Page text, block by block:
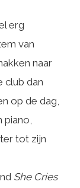
erg
van
naar
club dan
op de dag,
tot zijn
She Cries